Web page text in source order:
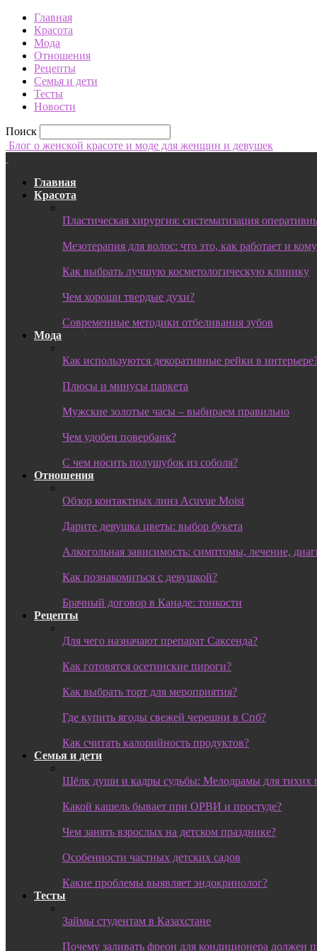
Главная
Красота
Мода
Отношения
Рецепты
Семья и дети
Тесты
Новости
Поиск
Блог о женской красоте и моде для женщин и девушек
Главная
Красота
Пластическая хирургия: систематизация
Мезотерапия для волос: что это, как работает и
Как выбрать лучшую косметологическую клинику
Чем хороши твердые духи?
Современные методики отбеливания зубов
Мода
Как используются декоративные рейки в
Плюсы и минусы паркета
Мужские золотые часы – выбираем правильно
Чем удобен повербанк?
С чем носить полушубок из соболя?
Отношения
Обзор контактных линз Acuvue Moist
Дарите девушка цветы: выбор букета
Алкогольная зависимость: симптомы, лечение,
Как познакомиться с девушкой?
Брачный договор в Канаде: тонкости
Рецепты
Для чего назначают препарат Саксенда?
Как готовятся осетинские пироги?
Как выбрать торт для мероприятия?
Где купить ягоды свежей черешни в Спб?
Как считать калорийность продуктов?
Семья и дети
Шёлк души и кадры судьбы: Мелодрамы для тихих
Какой кашель бывает при ОРВИ и простуде?
Чем занять взрослых на детском празднике?
Особенности частных детских садов
Какие проблемы выявляет эндокринолог?
Тесты
Займы студентам в Казахстане
Почему заливать фреон для кондиционера должен